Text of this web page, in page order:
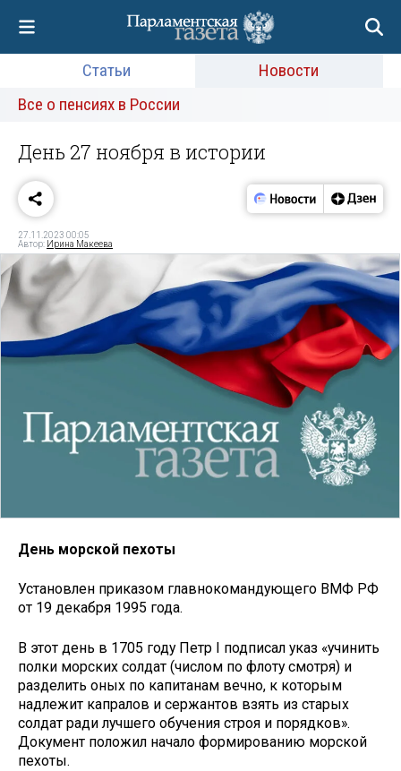
Статьи
Новости
Все о пенсиях в России
День 27 ноября в истории
27.11.2023 00:05
Автор: Ирина Макеева
День морской пехоты
Установлен приказом главнокомандующего ВМФ РФ
от 19 декабря 1995 года.
В этот день в 1705 году Петр I подписал указ «учинить
полки морских солдат (числом по флоту смотря) и
разделить оных по капитанам вечно, к которым
надлежит капралов и сержантов взять из старых
солдат ради лучшего обучения строя и порядков».
Документ положил начало формированию морской
пехоты.